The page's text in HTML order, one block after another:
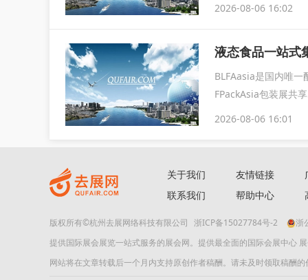
2026-08-06 16:02
液态食品一站式
BLFAasia是国内唯
FPackAsia包装展共
2026-08-06 16:01
关于我们
联系我们
友情链接
帮助中心
版权所有©杭州去展网络科技有限公司 浙ICP备15027784号-2
浙
提供国际展会展览一站式服务的展会网。提供最全面的国际会展中心
网站将在文章转载后一个月内支持原创作者稿酬。请未及时领取稿酬